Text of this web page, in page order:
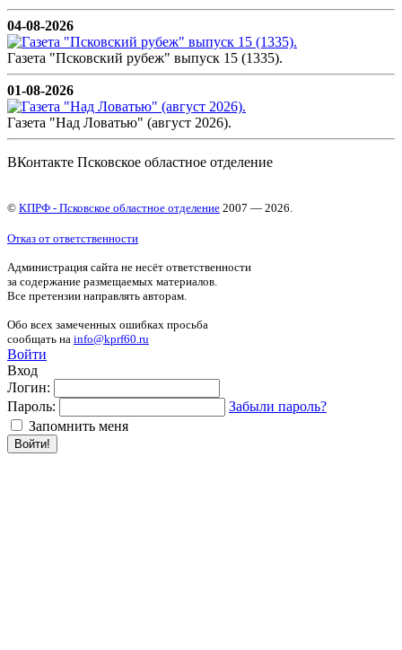
04-08-2026
Газета "Псковский рубеж" выпуск 15 (1335).
01-08-2026
Газета "Над Ловатью" (август 2026).
ВКонтакте Псковское областное отделение
© КПРФ - Псковское областное отделение 2007 — 2026.
Отказ от ответственности
Администрация сайта не несёт ответственности
за содержание размещаемых материалов.
Все претензии направлять авторам.
Обо всех замеченных ошибках просьба
сообщать на info@kprf60.ru
Войти
Вход
Логин:
Пароль:
Забыли пароль?
Запомнить меня